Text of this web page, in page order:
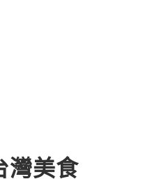
美食